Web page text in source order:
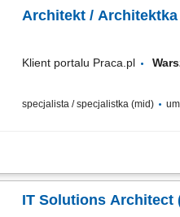
Architekt / Architektka
Klient portalu Praca.pl
specjalista / specjalistka (mid)
Projektowanie i rozwój
IT Solutions Architect